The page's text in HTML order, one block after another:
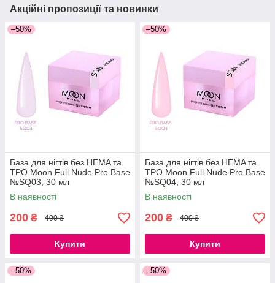
Акційні пропозиції та новинки
–50%
База для нігтів без HEMA та
ТРО Moon Full Nude Pro Base
№SQ03, 30 мл
В наявності
200 ₴ 400 ₴
Купити
–50%
База для нігтів без HEMA та
ТРО Moon Full Nude Pro Base
№SQ04, 30 мл
В наявності
200 ₴ 400 ₴
Купити
–50% –50%